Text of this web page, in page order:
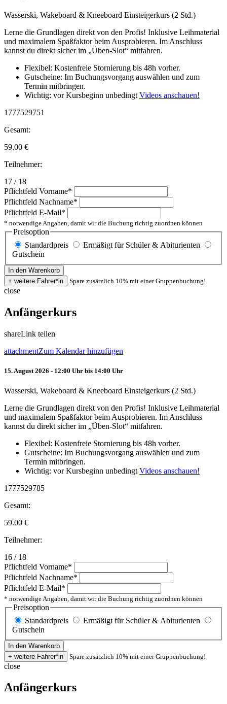
Wasserski, Wakeboard & Kneeboard Einsteigerkurs (2 Std.)
Lerne die Grundlagen direkt von den Profis! Inklusive Leihmaterial
und maximalem Spaßfaktor beim Ausprobieren. Im Anschluss
kannst du direkt sicher im „Üben-Slot“ mitfahren.
Flexibel: Kostenfreie Stornierung bis 48h vorher.
Gutscheine: Im Buchungsvorgang auswählen und zum
Termin mitbringen.
Wichtig: vor Kursbeginn unbedingt Videos anschauen!
1777529751
Gesamt:
59.00 €
Teilnehmer:
17 / 18
Pflichtfeld Vorname*
Pflichtfeld Nachname*
Pflichtfeld E-Mail*
* notwendige Angaben, damit wir die Buchung richtig zuordnen können
Preisoption
Standardpreis
Ermäßigt für Schüler & Abiturienten
Gutschein
Spare zusätzlich 10% mit einer Gruppenbuchung!
close
Anfängerkurs
shareLink teilen
attachmentZum Kalendar hinzufügen
15. August 2026 - 12:00 Uhr bis 14:00 Uhr
Wasserski, Wakeboard & Kneeboard Einsteigerkurs (2 Std.)
Lerne die Grundlagen direkt von den Profis! Inklusive Leihmaterial
und maximalem Spaßfaktor beim Ausprobieren. Im Anschluss
kannst du direkt sicher im „Üben-Slot“ mitfahren.
Flexibel: Kostenfreie Stornierung bis 48h vorher.
Gutscheine: Im Buchungsvorgang auswählen und zum
Termin mitbringen.
Wichtig: vor Kursbeginn unbedingt Videos anschauen!
1777529785
Gesamt:
59.00 €
Teilnehmer:
16 / 18
Pflichtfeld Vorname*
Pflichtfeld Nachname*
Pflichtfeld E-Mail*
* notwendige Angaben, damit wir die Buchung richtig zuordnen können
Preisoption
Standardpreis
Ermäßigt für Schüler & Abiturienten
Gutschein
Spare zusätzlich 10% mit einer Gruppenbuchung!
close
Anfängerkurs